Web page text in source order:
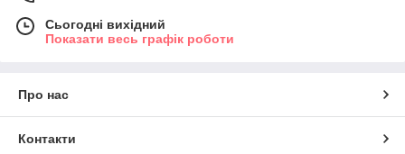
Сьогодні вихідний
Показати весь графік роботи
Про нас
Контакти